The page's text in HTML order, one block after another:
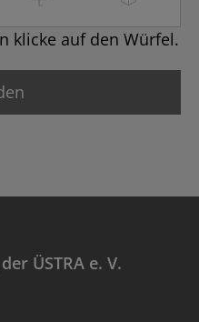
klicke auf den Würfel.
ÜSTRA e. V.